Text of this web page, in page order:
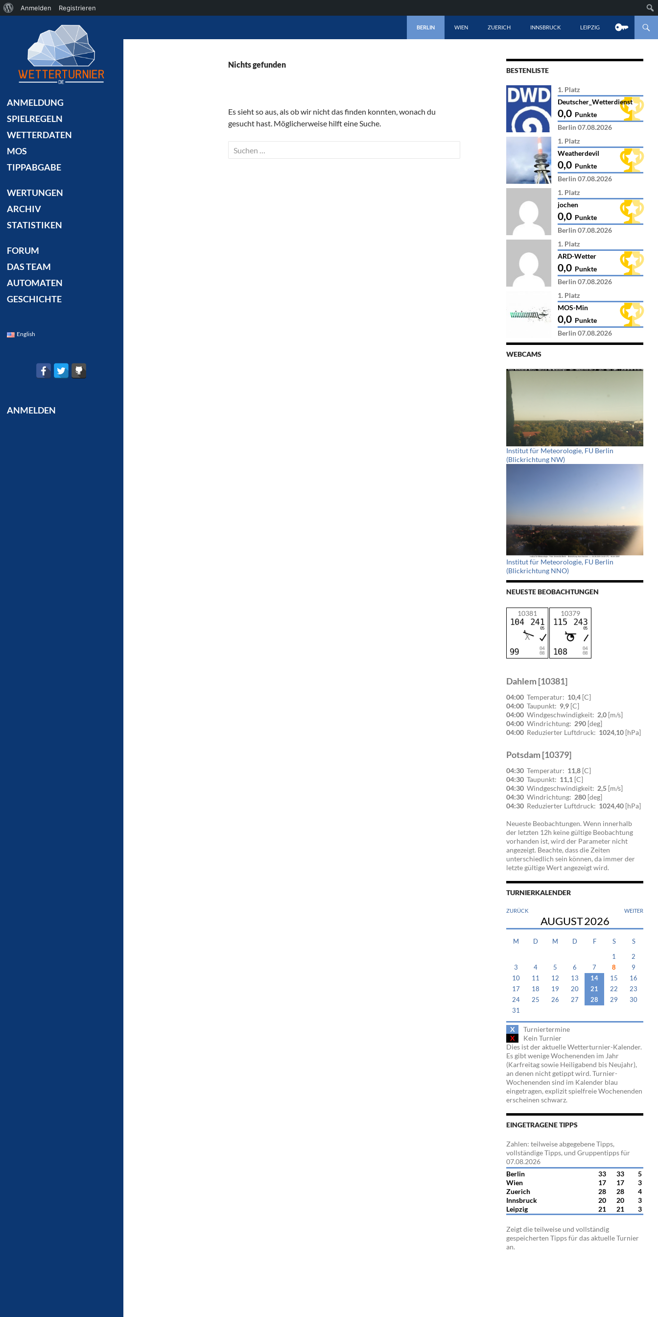
BERLIN
WIEN ZUERICH INNSBRUCK LEIPZIG
Nichts gefunden
Es sieht so aus, als ob wir nicht das finden konnten, wonach du
gesucht hast. Möglicherweise hilft eine Suche.
Suchen
nach:
BESTENLISTE
1. Platz
Deutscher_Wetterdienst
0,0 Punkte
Berlin 07.08.2026
1. Platz
Weatherdevil
0,0 Punkte
Berlin 07.08.2026
1. Platz
jochen
0,0 Punkte
Berlin 07.08.2026
1. Platz
ARD-Wetter
0,0 Punkte
Berlin 07.08.2026
1. Platz
MOS-Min
0,0 Punkte
Berlin 07.08.2026
WEBCAMS
Institut für Meteorologie, FU Berlin
(Blickrichtung NW)
Institut für Meteorologie, FU Berlin
(Blickrichtung NNO)
NEUESTE BEOBACHTUNGEN
10381 10379
Dahlem [10381]
04:00 Temperatur: 10,4 [C]
04:00 Taupunkt: 9,9 [C]
04:00 Windgeschwindigkeit: 2,0 [m/s]
04:00 Windrichtung: 290 [deg]
04:00 Reduzierter Luftdruck: 1024,10 [hPa]
Potsdam [10379]
04:30 Temperatur: 11,8 [C]
04:30 Taupunkt: 11,1 [C]
04:30 Windgeschwindigkeit: 2,5 [m/s]
04:30 Windrichtung: 280 [deg]
04:30 Reduzierter Luftdruck: 1024,40 [hPa]
Neueste Beobachtungen. Wenn innerhalb
der letzten 12h keine gültige Beobachtung
vorhanden ist, wird der Parameter nicht
angezeigt. Beachte, dass die Zeiten
unterschiedlich sein können, da immer der
letzte gültige Wert angezeigt wird.
TURNIERKALENDER
ZURÜCK WEITER
AUGUST2026
M D M D F S S
1
2
3
4 5 6 7 8
9
10
11 12 13 14 15
16
17
18 19 20 21 22
23
24
25 26 27 28 29
30
31
X
Turniertermine
X
Kein Turnier
Dies ist der aktuelle Wetterturnier-Kalender.
Es gibt wenige Wochenenden im Jahr
(Karfreitag sowie Heiligabend bis Neujahr),
an denen nicht getippt wird. Turnier-
Wochenenden sind im Kalender blau
eingetragen, explizit spielfreie Wochenenden
erscheinen schwarz.
EINGETRAGENE TIPPS
Zahlen: teilweise abgegebene Tipps,
vollständige Tipps, und Gruppentipps für
07.08.2026
Berlin
33 33
5
Wien
17 17
3
Zuerich
28 28
4
Innsbruck
20 20
3
Leipzig
21 21 3
Zeigt die teilweise und vollständig
gespeicherten Tipps für das aktuelle Turnier
an.
ANMELDUNG
SPIELREGELN
WETTERDATEN
MOS
TIPPABGABE
WERTUNGEN
ARCHIV
STATISTIKEN
FORUM
DAS TEAM
AUTOMATEN
GESCHICHTE
English
ANMELDEN
Über
Anmelden Registrieren